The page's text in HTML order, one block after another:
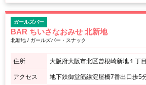
ガールズバー
BAR ちいさなおみせ 北新地
北新地 / ガールズバー・スナック
住所
アクセス